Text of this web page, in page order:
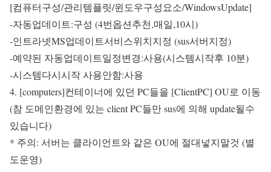
[컴퓨터구성/관리템플릿/윈도우구성요소/WindowsUpdate]
-자동업데이트:구성 (4번옵션추천,매일,10시)
-인트라넷MS업데이트서비스위치지정 (sus서버지정)
-예약된 자동업데이트일정변경:사용(시스템시작후 10분)
-시스템다시시작 사용안함:사용
4. [computers]컨테이너에 있던 PC들을 [ClientPC] OU로 이동
(참 도메인환경에 있는 client PC들만 sus에 의해 update될수
있습니다)
* 주의: 서버는 클라이언트와 같은 OU에 절대넣지말것 (별
도운영)